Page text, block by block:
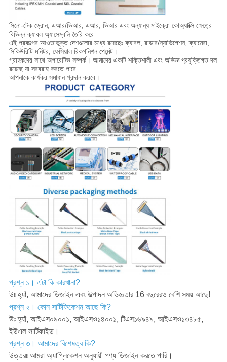
সিনো-টেক ড্রোন, এআর/ভিআর, এআর, ভিআর এবং অন্যান্য মাইক্রো কোঅ্যাক্সি ক্ষেত্রে
বিভিন্ন ক্যাবল অ্যাসেম্বলি তৈরি করে
এই প্রকল্পের আওতাভুক্ত দেশগুলোর মধ্যে রয়েছেঃ ক্যাবল, রাডার/ন্যাভিগেশন, ক্যামেরা,
সিকিউরিটি মনিটর, ফেসিয়াল রিকগনিশন পেমেন্ট।
গ্রাহকদের সাথে অপারেটিভ সম্পর্ক। আমাদের একটি শক্তিশালী এবং অভিজ্ঞ প্রযুক্তিগত দল
রয়েছে যা সরবরাহ করতে পারে
আপনাকে কার্যকর সমাধান প্রদান করবে।
প্রশ্ন ১। এটা কি কারখানা?
উঃ হ্যাঁ, আমাদের ডিজাইন এবং উত্পাদন অভিজ্ঞতার 16 বছরেরও বেশি সময় আছে!
প্রশ্ন ২। কোন সার্টিফিকেশন আছে কি?
উঃ হ্যাঁ, আইএস০৯০০১, আইএসও১৪০০১, টিএস১৬৯৪৯, আইএসও১৩৪৮৫,
ইউএল সার্টিফাইড।
প্রশ্ন ৩। আমাদের বিশেষত্ব কি?
উত্তরঃ আমরা অ্যাপ্লিকেশন অনুযায়ী পণ্য ডিজাইন করতে পারি।